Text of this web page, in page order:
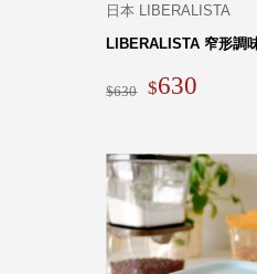
日本 LIBERALISTA
LIBERALISTA 窄形調
630 630